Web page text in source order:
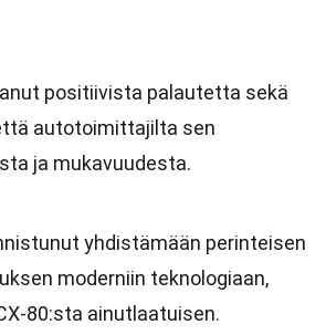
positiivista palautetta sekä
autotoimittajilta sen
ja mukavuudesta.
yhdistämään perinteisen
moderniin teknologiaan,
80:sta ainutlaatuisen.